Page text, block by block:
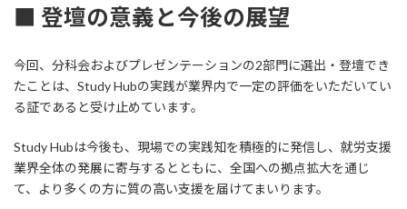
■ 登壇の意義と今後の展望
今回、分科会およびプレゼンテーションの2部門に選出・登壇でき
たことは、Study Hubの実践が業界内で一定の評価をいただいてい
る証であると受け止めています。
Study Hubは今後も、現場での実践知を積極的に発信し、就労支援
業界全体の発展に寄与するとともに、全国への拠点拡大を通じ
て、より多くの方に質の高い支援を届けてまいります。